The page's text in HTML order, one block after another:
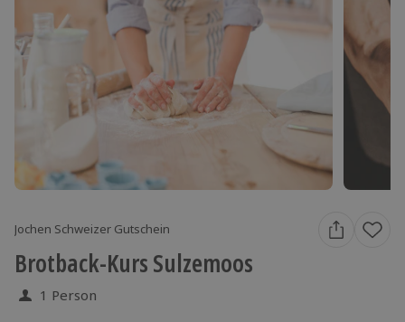
Jochen Schweizer Gutschein
Brotback-Kurs Sulzemoos
1 Person